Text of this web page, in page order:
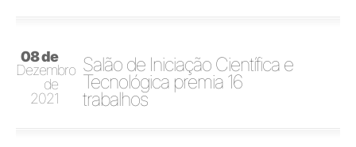
08 de
Dezembro
de
2021
Salão de Iniciação Científica e
Tecnológica premia 16
trabalhos